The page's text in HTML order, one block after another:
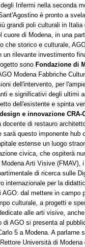
Infermi nella seconda
è pronto a
grandi poli culturali in
di Modena, in una
che storico e culturale,
un rilevante investimento
sono Fondazione di
Modena Fabbriche
dell'intervento, per
e significativi degli ultimi
dell'esistente e spinta
e innovazione CRA-
docente di restauro
questo imponente hub
estense un luogo
civica, che ospiterà
Arti Visive (FMAV),
di ricerca sulle
internazionale per la
AGO: dal mettere in campo
culturale, a progetti e
alle arti visive,
di AGO si presenta al
5 a Modena. A parlarne
Università di